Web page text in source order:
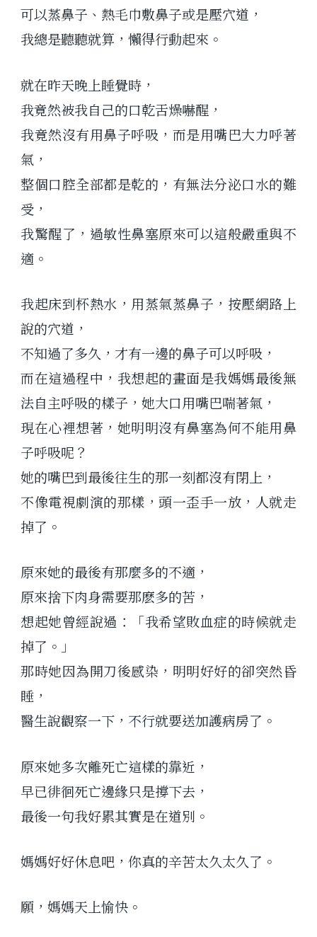
可以蒸鼻子、熱毛巾敷鼻子或是壓穴道，
我總是聽聽就算，懶得行動起來。
就在昨天晚上睡覺時，
我竟然被我自己的口乾舌燥嚇醒，
我竟然沒有用鼻子呼吸，而是用嘴巴大力呼著
氣，
整個口腔全部都是乾的，有無法分泌口水的難
受，
我驚醒了，過敏性鼻塞原來可以這般嚴重與不
適。
我起床到杯熱水，用蒸氣蒸鼻子，按壓網路上
說的穴道，
不知過了多久，才有一邊的鼻子可以呼吸，
而在這過程中，我想起的畫面是我媽媽最後無
法自主呼吸的樣子，她大口用嘴巴喘著氣，
現在心裡想著，她明明沒有鼻塞為何不能用鼻
子呼吸呢？
她的嘴巴到最後往生的那一刻都沒有閉上，
不像電視劇演的那樣，頭一歪手一放，人就走
掉了。
原來她的最後有那麼多的不適，
原來捨下肉身需要那麽多的苦，
想起她曾經說過：「我希望敗血症的時候就走
掉了。」
那時她因為開刀後感染，明明好好的卻突然昏
睡，
醫生說觀察一下，不行就要送加護病房了。
原來她多次離死亡這樣的靠近，
早已徘徊死亡邊緣只是撐下去，
最後一句我好累其實是在道別。
媽媽好好休息吧，你真的辛苦太久太久了。
願，媽媽天上愉快。